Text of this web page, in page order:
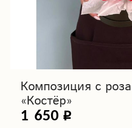
Композиция с
«Костёр»
1 650